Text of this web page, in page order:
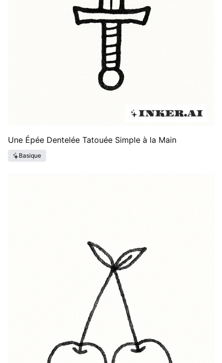
Une Épée Dentelée Tatouée Simple à la Main
Basique